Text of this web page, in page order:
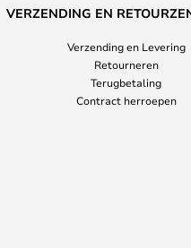
VERZENDING EN
Verzending en Levering
Retourneren
Terugbetaling
Contract herroepen